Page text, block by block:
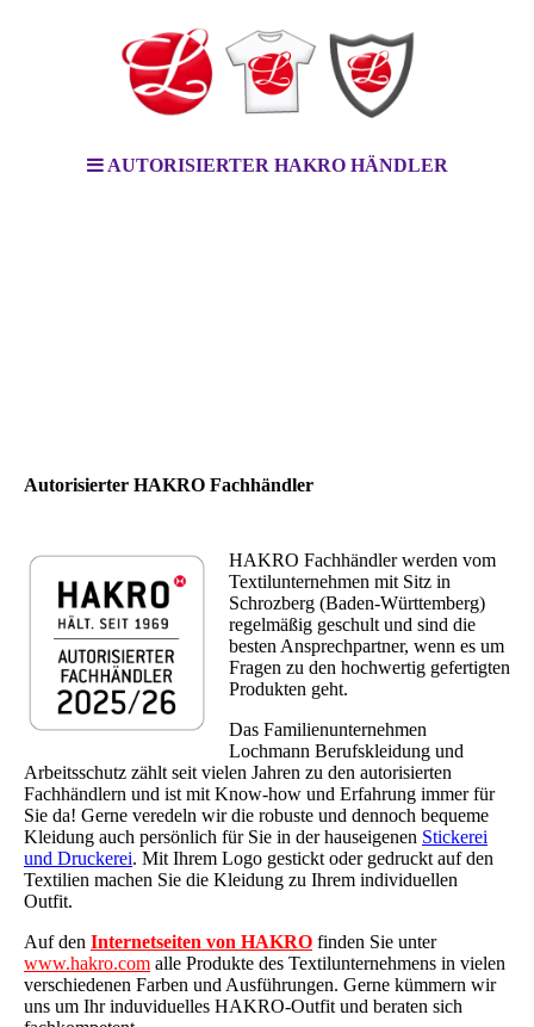
AUTORISIERTER HAKRO HÄNDLER
Autorisierter HAKRO Fachhändler
HAKRO Fachhändler werden vom
Textilunternehmen mit Sitz in
Schrozberg (Baden-Württemberg)
regelmäßig geschult und sind die
besten Ansprechpartner, wenn es um
Fragen zu den hochwertig gefertigten
Produkten geht.
Das Familienunternehmen
Lochmann Berufskleidung und
Arbeitsschutz zählt seit vielen Jahren zu den autorisierten
Fachhändlern und ist mit Know-how und Erfahrung immer für
Sie da! Gerne veredeln wir die robuste und dennoch bequeme
Kleidung auch persönlich für Sie in der hauseigenen Stickerei
und Druckerei. Mit Ihrem Logo gestickt oder gedruckt auf den
Textilien machen Sie die Kleidung zu Ihrem individuellen
Outfit.
Auf den Internetseiten von HAKRO finden Sie unter
www.hakro.com alle Produkte des Textilunternehmens in vielen
verschiedenen Farben und Ausführungen. Gerne kümmern wir
uns um Ihr induviduelles HAKRO-Outfit und beraten sich